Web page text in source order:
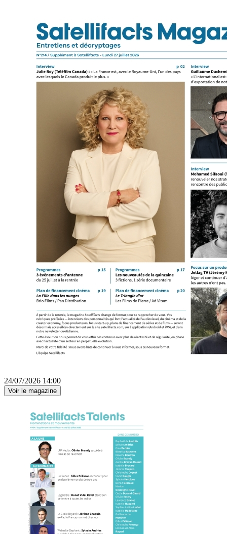
24/07/2026 14:00
Voir le magazine